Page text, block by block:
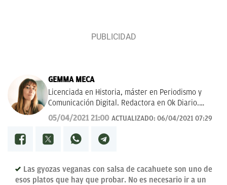
GEMMA MECA
Licenciada en Historia, máster en Periodismo y
Comunicación Digital. Redactora en Ok Diario.
Cuento historias, soy amante de los astros, sigo a la
luna, los TT de Twitter y las tendencias en moda.
Experta en noticias de consumo, lifestyle, recetas y
Lotería de Navidad.
05/04/2021 21:00 ACTUALIZADO: 06/04/2021 07:29
Las gyozas veganas con salsa de cacahuete son uno de
esos platos que hay que probar. No es necesario ir a un